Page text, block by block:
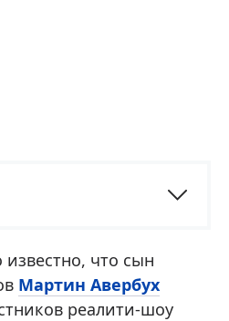
известно, что сын
Мартин Авербух
реалити-шоу